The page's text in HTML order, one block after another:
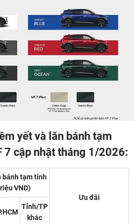
yết và lăn bánh tạm
7 cập nhật tháng 1/2026:
bánh tạm tính
VND)
Ưu đãi
Tỉnh/TP
khác